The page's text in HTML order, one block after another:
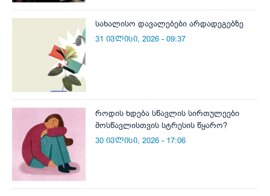
სახალისო დავალებები არდადეგებზე
31 ივლისი, 2026 - 09:37
როდის ხდება სწავლის სირთულეები
მოსწავლისთვის სტრესის წყარო?
30 ივლისი, 2026 - 17:06